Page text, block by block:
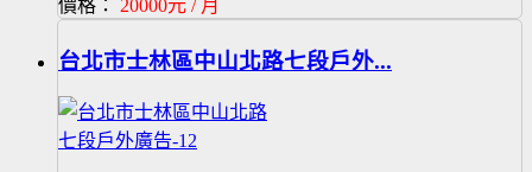
價格： 20000元 / 月
台北市士林區中山北路七段戶外...